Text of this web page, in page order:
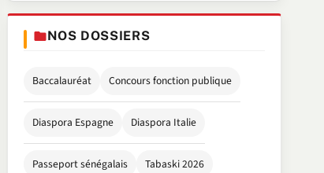
NOS DOSSIERS
Baccalauréat Concours fonction publique
Diaspora Espagne Diaspora Italie
Passeport sénégalais Tabaski 2026